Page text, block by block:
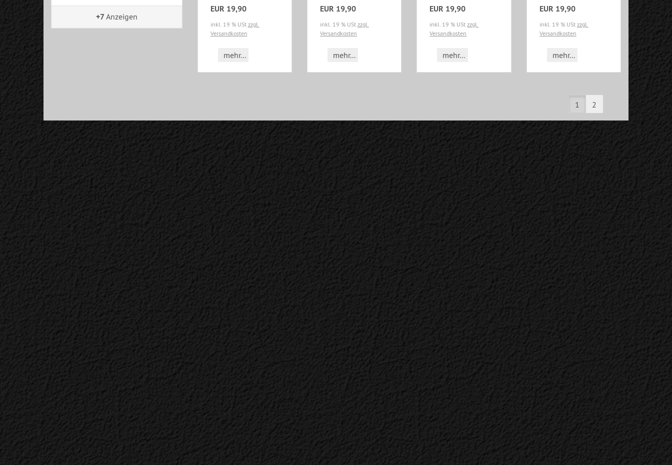
EUR 19,90
inkl. 19 % USt zzgl.
Versandkosten
mehr...
EUR 19,90
inkl. 19 % USt zzgl.
Versandkosten
mehr...
EUR 19,90
inkl. 19 % UStzzgl.
Versandkosten
mehr...
EUR 19,90
inkl. 19 % USt zzgl.
Versandkosten
mehr...
1 2
+7 Anzeigen